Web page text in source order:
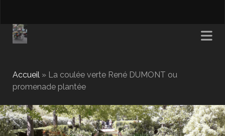
Accueil» La coulée verte René DUMONT ou
promenade plantée